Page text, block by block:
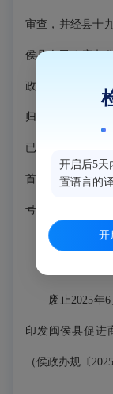
审查，并经县十
侯县人民政府办
政府网站公开。
归闽侯县，为保
已颁布的闽侯县
首店高质量发
号）。
二、目标任务
废止2025年6
印发闽侯县促进
（侯政办规〔
开启后5天
置语言的
开